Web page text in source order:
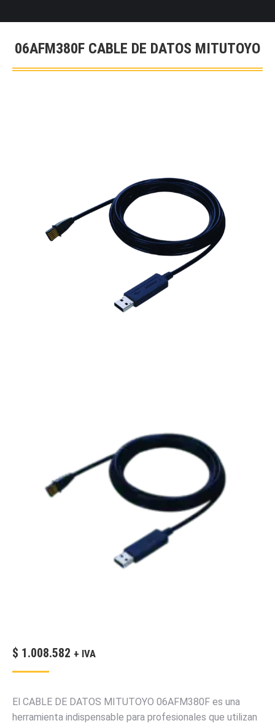
06AFM380F CABLE DE DATOS MITUTOYO
$ 1.008.582 + IVA
El CABLE DE DATOS MITUTOYO 06AFM380F es una
herramienta indispensable para profesionales que utilizan